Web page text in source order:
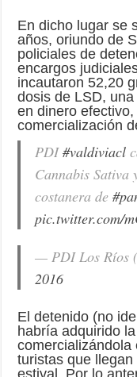
En dicho lugar se
años, oriundo de
policiales de
encargos
incautaron 52,20
dosis de LSD,
en dinero
comercialización
PDI#valdiviacl
Cannabis Sativa
costanera de
pic.twitter.com/
— PDI Los Ríos
2016
El detenido (no
habría adquirido
comercializándola
turistas que
estival. Por lo